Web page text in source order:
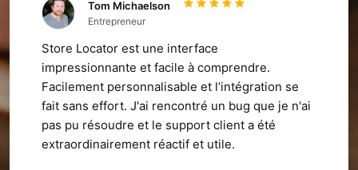
Tom Michaelson
Entrepreneur
Store Locator est une interface
impressionnante et facile à comprendre.
Facilement personnalisable et l’intégration se
fait sans effort. J'ai rencontré un bug que je n'ai
pas pu résoudre et le support client a été
extraordinairement réactif et utile.